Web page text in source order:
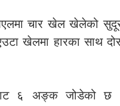
चार खेल खेलेको
खेलमा हारका साथ
६ अङ्क जोडेको छ